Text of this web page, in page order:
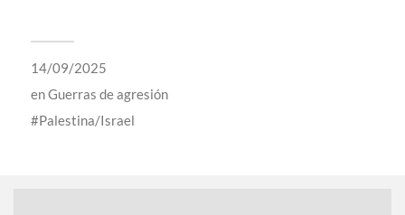
14/09/2025
enGuerras de agresión
Palestina/Israel